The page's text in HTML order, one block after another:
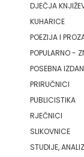
LIJEPA
RIJEČ
LUMEN
MATICA
HRVATSKA
MLADINSKA
DJEČJA
KUHARICE
POEZIJA I
POPULARNO -
POSEBNA
PRIRUČNICI
PUBLICISTIKA
RJEČNICI
SLIKOVNICE
STUDIJE,